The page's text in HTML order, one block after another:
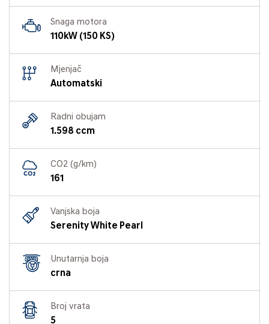
Snaga motora
110kW (150 KS)
Mjenjač
Automatski
Radni obujam
1.598 ccm
CO2 (g/km)
161
Vanjska boja
Serenity White Pearl
Unutarnja boja
crna
Broj vrata
5